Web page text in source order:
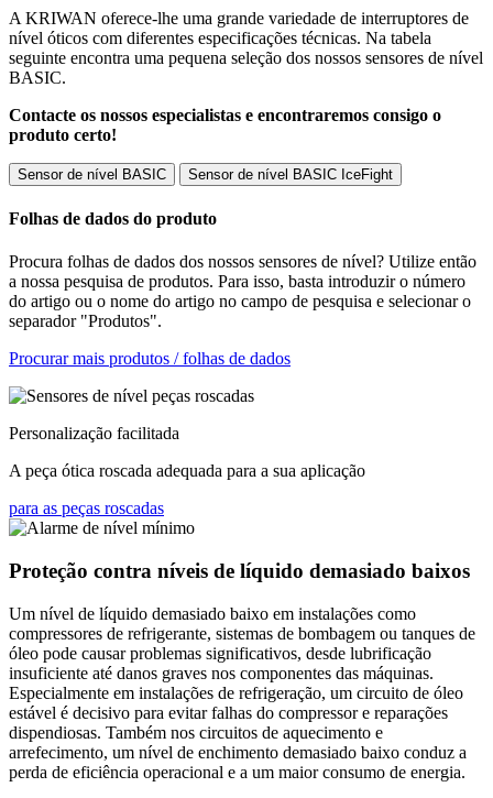
A KRIWAN oferece-lhe uma grande variedade de interruptores de
nível óticos com diferentes especificações técnicas. Na tabela
seguinte encontra uma pequena seleção dos nossos sensores de nível
BASIC.
Contacte os nossos especialistas e encontraremos consigo o
produto certo!
Sensor de nível BASIC Sensor de nível BASIC IceFight
Folhas de dados do produto
Procura folhas de dados dos nossos sensores de nível? Utilize então
a nossa pesquisa de produtos. Para isso, basta introduzir o número
do artigo ou o nome do artigo no campo de pesquisa e selecionar o
separador "Produtos".
Procurar mais produtos / folhas de dados
Personalização facilitada
A peça ótica roscada adequada para a sua aplicação
para as peças roscadas
Proteção contra níveis de líquido demasiado baixos
Um nível de líquido demasiado baixo em instalações como
compressores de refrigerante, sistemas de bombagem ou tanques de
óleo pode causar problemas significativos, desde lubrificação
insuficiente até danos graves nos componentes das máquinas.
Especialmente em instalações de refrigeração, um circuito de óleo
estável é decisivo para evitar falhas do compressor e reparações
dispendiosas. Também nos circuitos de aquecimento e
arrefecimento, um nível de enchimento demasiado baixo conduz a
perda de eficiência operacional e a um maior consumo de energia.